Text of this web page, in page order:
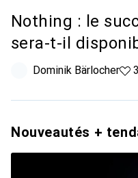
Nothing : le
sera-t-il
Dominik Bärlocher35
Nouveautés +